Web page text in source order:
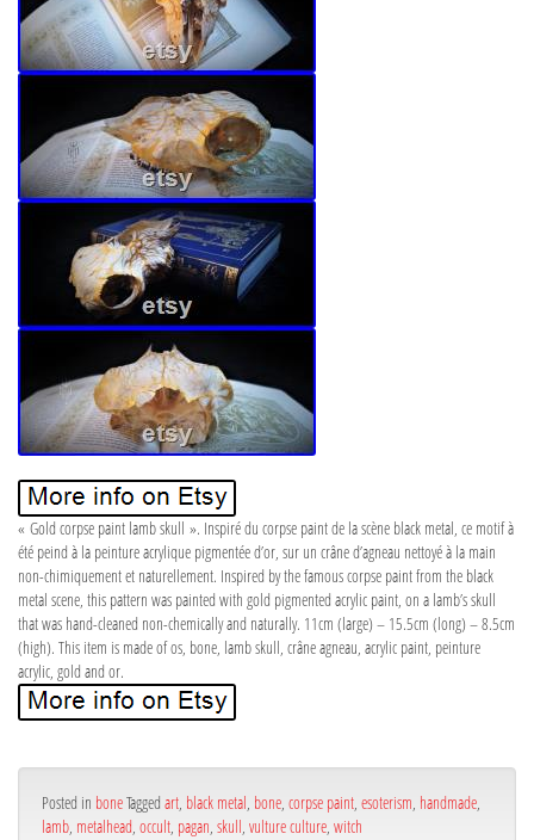
« Gold corpse paint lamb skull ». Inspiré du corpse paint de la scène black metal, ce motif à
été peind à la peinture acrylique pigmentée d’or, sur un crâne d’agneau nettoyé à la main
non-chimiquement et naturellement. Inspired by the famous corpse paint from the black
metal scene, this pattern was painted with gold pigmented acrylic paint, on a lamb’s skull
that was hand-cleaned non-chemically and naturally. 11cm (large) – 15.5cm (long) – 8.5cm
(high). This item is made of os, bone, lamb skull, crâne agneau, acrylic paint, peinture
acrylic, gold and or.
Posted in boneTagged art, black metal, bone, corpse paint, esoterism, handmade,
lamb, metalhead, occult, pagan, skull, vulture culture, witch